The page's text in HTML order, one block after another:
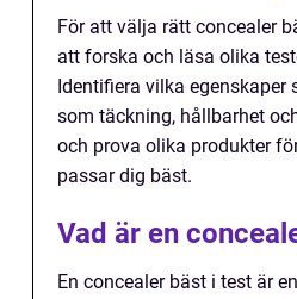
För att välja rätt concealer
att forska och läsa olika
Identifiera vilka
som täckning, hållbarhet
och prova olika produkter
passar dig bäst.
Vad är en
En concealer bäst i test är